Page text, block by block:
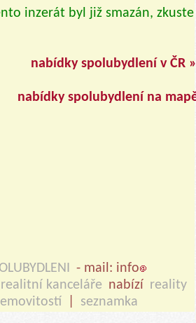
inzerát byl již smazán,
nabídky spolubydlení v ČR »
nabídky spolubydlení na
- mail: info
realitní kanceláře nabízí reality
seznamka